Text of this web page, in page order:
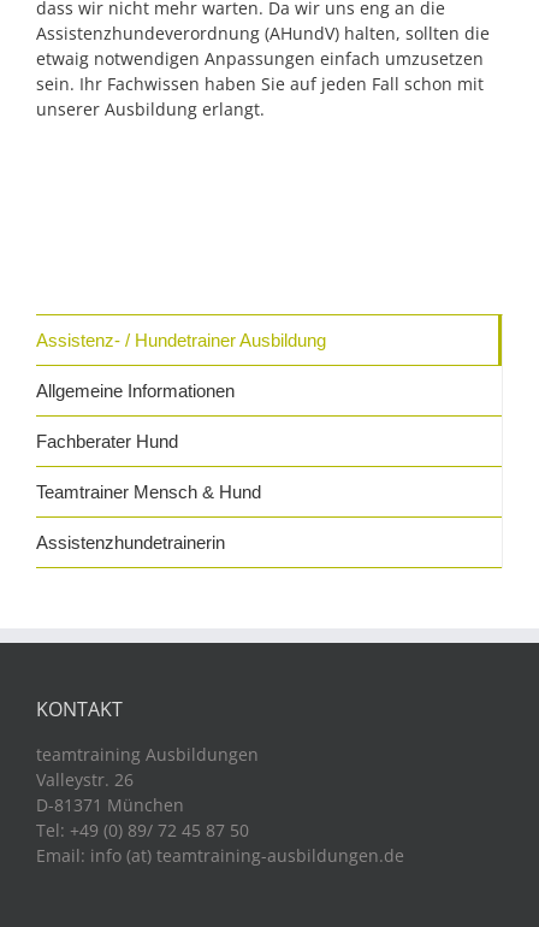
dass wir nicht mehr warten. Da wir uns eng an die
Assistenzhundeverordnung (AHundV) halten, sollten die
etwaig notwendigen Anpassungen einfach umzusetzen
sein. Ihr Fachwissen haben Sie auf jeden Fall schon mit
unserer Ausbildung erlangt.
Assistenz- / Hundetrainer Ausbildung
Allgemeine Informationen
Fachberater Hund
Teamtrainer Mensch & Hund
Assistenzhundetrainerin
KONTAKT
teamtraining Ausbildungen
Valleystr. 26
D-81371 München
Tel: +49 (0) 89/ 72 45 87 50
Email: info (at) teamtraining-ausbildungen.de